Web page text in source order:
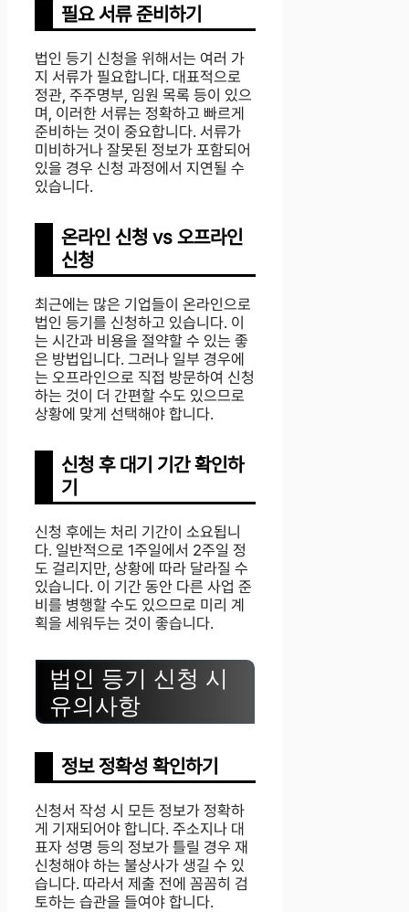
필요 서류 준비하기
법인 등기 신청을 위해서는 여러 가
지 서류가 필요합니다. 대표적으로
정관, 주주명부, 임원 목록 등이 있으
며, 이러한 서류는 정확하고 빠르게
준비하는 것이 중요합니다. 서류가
미비하거나 잘못된 정보가 포함되어
있을 경우 신청 과정에서 지연될 수
있습니다.
온라인 신청 vs 오프라인
신청
최근에는 많은 기업들이 온라인으로
법인 등기를 신청하고 있습니다. 이
는 시간과 비용을 절약할 수 있는 좋
은 방법입니다. 그러나 일부 경우에
는 오프라인으로 직접 방문하여 신청
하는 것이 더 간편할 수도 있으므로
상황에 맞게 선택해야 합니다.
신청 후 대기 기간 확인하
기
신청 후에는 처리 기간이 소요됩니
다. 일반적으로 1주일에서 2주일 정
도 걸리지만, 상황에 따라 달라질 수
있습니다. 이 기간 동안 다른 사업 준
비를 병행할 수도 있으므로 미리 계
획을 세워두는 것이 좋습니다.
법인 등기 신청 시
유의사항
정보 정확성 확인하기
신청서 작성 시 모든 정보가 정확하
게 기재되어야 합니다. 주소지나 대
표자 성명 등의 정보가 틀릴 경우 재
신청해야 하는 불상사가 생길 수 있
습니다. 따라서 제출 전에 꼼꼼히 검
토하는 습관을 들여야 합니다.